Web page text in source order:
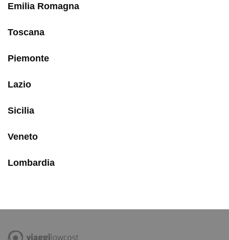
Emilia Romagna
Toscana
Piemonte
Lazio
Sicilia
Veneto
Lombardia